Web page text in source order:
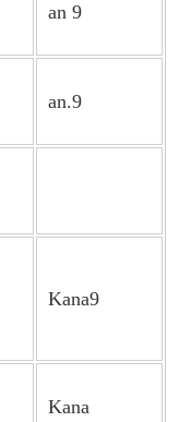
an 9
an.9
Kana9
Kana